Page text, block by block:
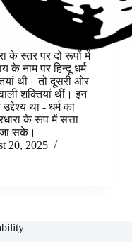
के स्तर पर दो रूपों में
के नाम पर हिन्दू धर्म
थी। तो दूसरी ओर
शक्तियां थीं। इन
था - धर्म का
के रूप में सत्ता
सके।
20, 2025